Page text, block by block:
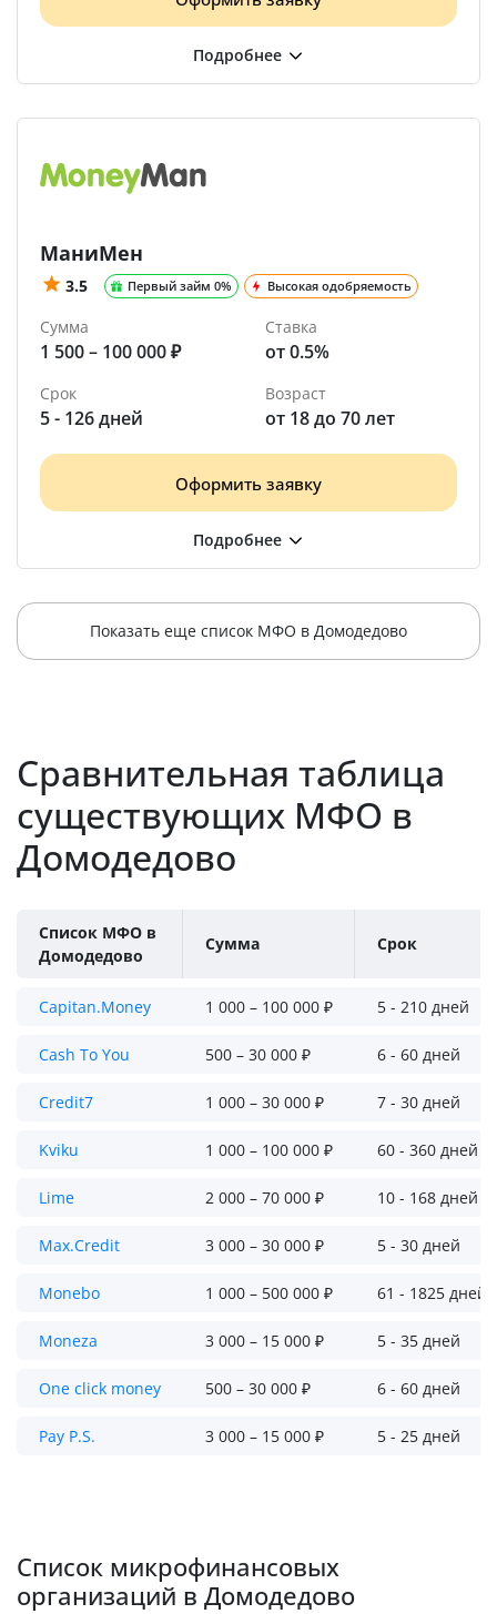
МаниМен
3.5 Первый займ 0% Высокая одобряемость
Сумма
1 500 – 100 000 ₽
Ставка
от 0.5%
Срок
5 - 126 дней
Возраст
от 18 до 70 лет
Оформить заявку
Показать еще список МФО в Домодедово
Сравнительная таблица
существующих МФО в
Домодедово
Список МФО в
Домодедово
Сумма Срок
Capitan.Money 1 000 – 100 000 ₽ 5 - 210 дней
Cash To You 500 – 30 000 ₽ 6 - 60 дней
Credit7 1 000 – 30 000 ₽ 7 - 30 дней
Kviku 1 000 – 100 000 ₽ 60 - 360 дней
Lime 2 000 – 70 000 ₽ 10 - 168 дней
Max.Credit 3 000 – 30 000 ₽ 5 - 30 дней
Monebo 1 000 – 500 000 ₽ 61 - 1825 дней
Moneza 3 000 – 15 000 ₽ 5 - 35 дней
One click money 500 – 30 000 ₽ 6 - 60 дней
Pay P.S. 3 000 – 15 000 ₽ 5 - 25 дней
Список микрофинансовых
организаций в Домодедово